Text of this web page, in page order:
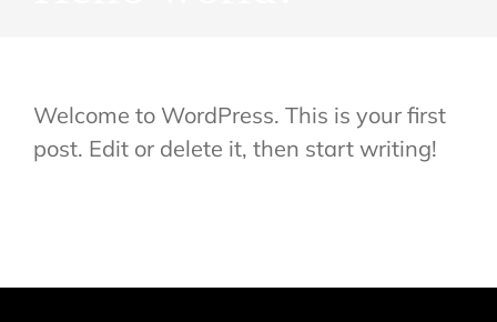
Welcome to WordPress. This is your first
post. Edit or delete it, then start writing!